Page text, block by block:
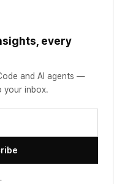
every
and AI agents —
your inbox.